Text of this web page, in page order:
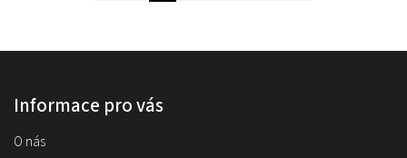
Informace pro vás
O nás